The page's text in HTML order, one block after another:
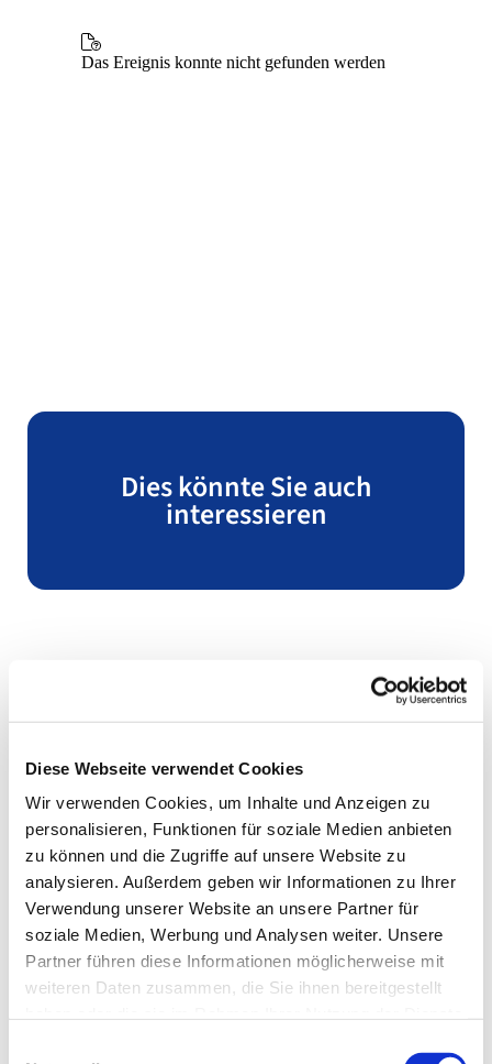
Diese Webseite verwendet Cookies
Wir verwenden Cookies, um Inhalte und Anzeigen zu
personalisieren, Funktionen für soziale Medien anbieten
zu können und die Zugriffe auf unsere Website zu
analysieren. Außerdem geben wir Informationen zu Ihrer
Verwendung unserer Website an unsere Partner für
soziale Medien, Werbung und Analysen weiter. Unsere
Partner führen diese Informationen möglicherweise mit
weiteren Daten zusammen, die Sie ihnen bereitgestellt
Dies könnte Sie auch
interessieren